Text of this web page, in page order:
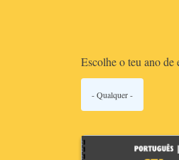
Escolhe o teu ano de